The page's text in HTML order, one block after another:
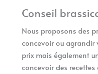
Conseil
Nous proposons des
concevoir ou agrandir
prix mais également
concevoir des recettes